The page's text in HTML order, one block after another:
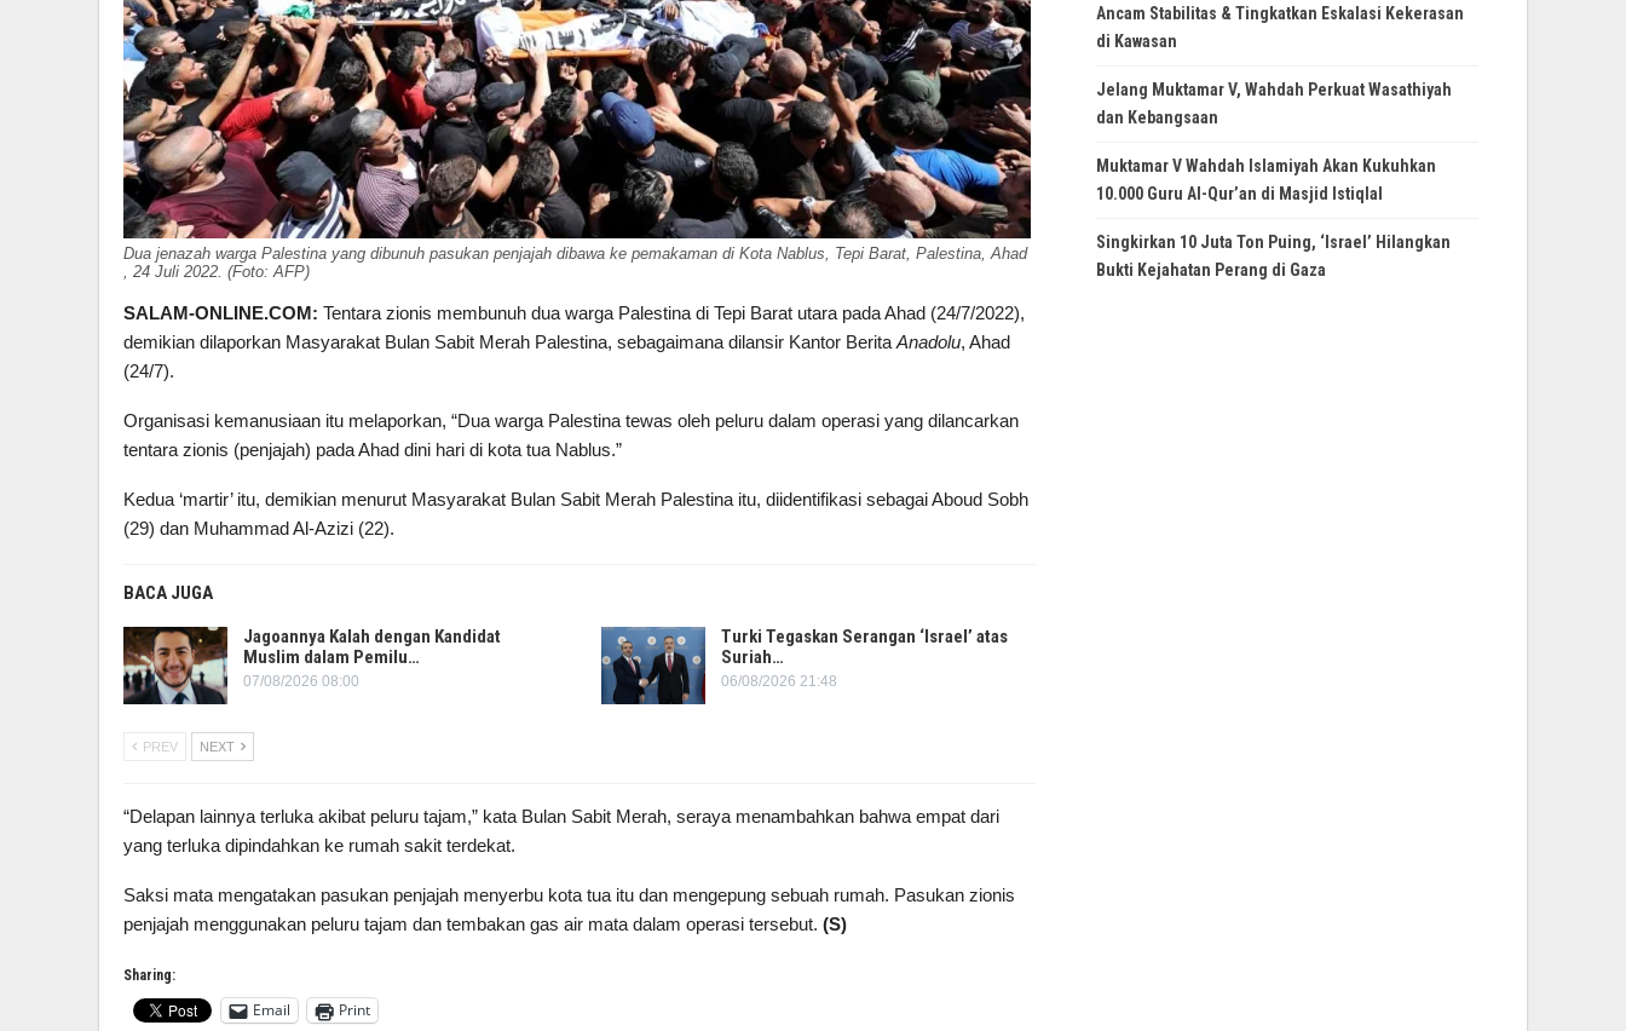
Dua jenazah warga Palestina yang dibunuh pasukan penjajah dibawa ke pemakaman di Kota Nablus, Tepi Barat, Palestina, Ahad
, 24 Juli 2022. (Foto: AFP)
SALAM-ONLINE.COM: Tentara zionis membunuh dua warga Palestina di Tepi Barat utara pada Ahad (24/7/2022),
demikian dilaporkan Masyarakat Bulan Sabit Merah Palestina, sebagaimana dilansir Kantor Berita Anadolu, Ahad
(24/7).
Organisasi kemanusiaan itu melaporkan, “Dua warga Palestina tewas oleh peluru dalam operasi yang dilancarkan
tentara zionis (penjajah) pada Ahad dini hari di kota tua Nablus.”
Kedua ‘martir’ itu, demikian menurut Masyarakat Bulan Sabit Merah Palestina itu, diidentifikasi sebagai Aboud Sobh
(29) dan Muhammad Al-Azizi (22).
BACA JUGA
Jagoannya Kalah dengan Kandidat
Muslim dalam Pemilu…
07/08/2026 08:00
Turki Tegaskan Serangan ‘Israel’ atas
Suriah…
06/08/2026 21:48
PREV NEXT
“Delapan lainnya terluka akibat peluru tajam,” kata Bulan Sabit Merah, seraya menambahkan bahwa empat dari
yang terluka dipindahkan ke rumah sakit terdekat.
Saksi mata mengatakan pasukan penjajah menyerbu kota tua itu dan mengepung sebuah rumah. Pasukan zionis
penjajah menggunakan peluru tajam dan tembakan gas air mata dalam operasi tersebut. (S)
Sharing:
Email Print
Ancam Stabilitas & Tingkatkan Eskalasi Kekerasan
di Kawasan
Jelang Muktamar V, Wahdah Perkuat Wasathiyah
dan Kebangsaan
Muktamar V Wahdah Islamiyah Akan Kukuhkan
10.000 Guru Al-Qur’an di Masjid Istiqlal
Singkirkan 10 Juta Ton Puing, ‘Israel’ Hilangkan
Bukti Kejahatan Perang di Gaza